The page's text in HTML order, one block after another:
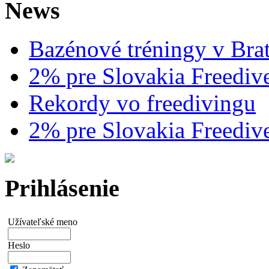
News
Bazénové tréningy v
2% pre Slovakia
Rekordy vo freedivingu
2% pre Slovakia
Prihlásenie
Užívateľské meno
Heslo